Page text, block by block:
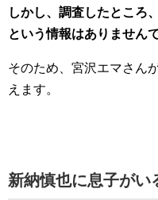
しかし、調査したところ
という情報はありません
そのため、宮沢エマさん
えます。
新納慎也に息子がい